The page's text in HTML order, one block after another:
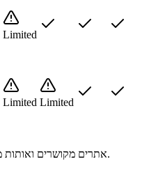
Limited
Limited Limited
חשפו פעילות ב-Google Ads, אתרים מקושרים ואותות מתחרים.